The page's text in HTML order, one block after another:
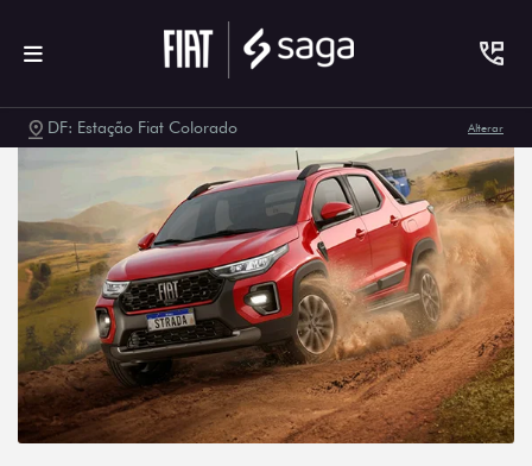
DF: Estação Fiat Colorado Alterar